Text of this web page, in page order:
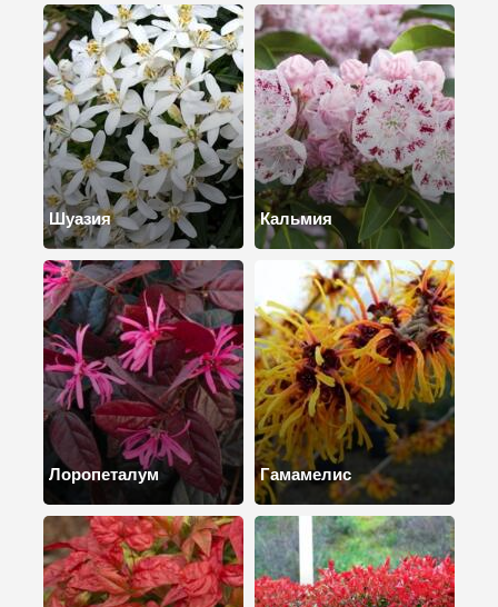
Шуазия Кальмия
Лоропеталум Гамамелис